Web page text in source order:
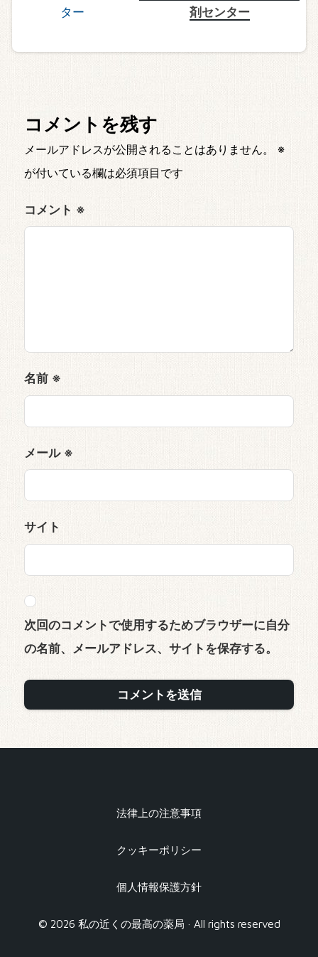
剤センター
コメントを残す
メールアドレスが公開されることはありません。
※
が付いている欄は必須項目です
コメント ※
名前 ※
メール ※
サイト
次回のコメントで使用するためブラウザーに自分
の名前、メールアドレス、サイトを保存する。
法律上の注意事項
クッキーポリシー
個人情報保護方針
© 2026 私の近くの最高の薬局 · All rights reserved